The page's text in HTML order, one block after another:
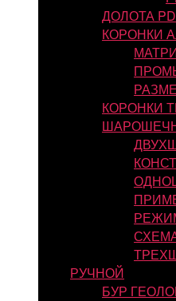
ДОЛОТА
КОРОНКИ
КОРОНКИ
РУЧНОЙ
БУР